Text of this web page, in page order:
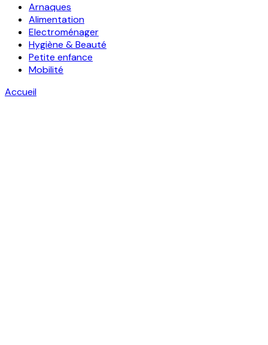
Arnaques
Alimentation
Electroménager
Hygiène & Beauté
Petite enfance
Mobilité
Accueil